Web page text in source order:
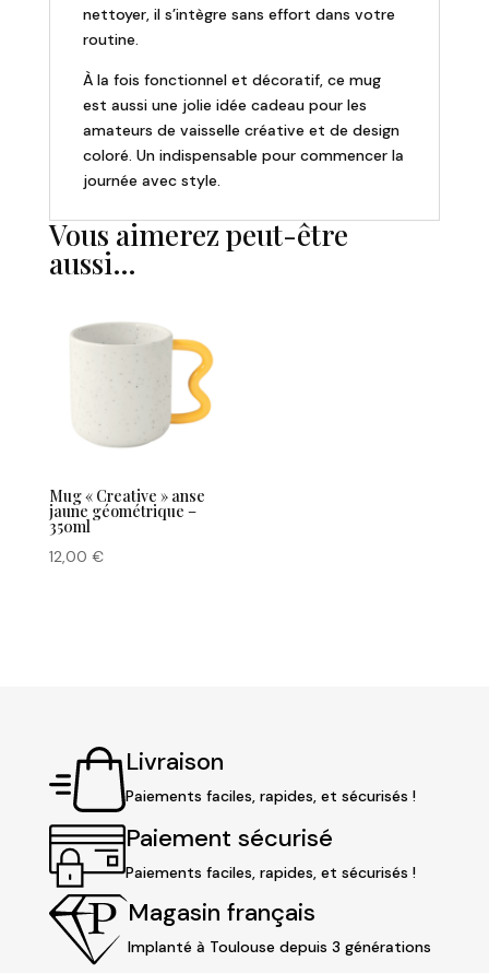
nettoyer, il s’intègre sans effort dans votre
routine.
À la fois fonctionnel et décoratif, ce mug
est aussi une jolie idée cadeau pour les
amateurs de vaisselle créative et de design
coloré. Un indispensable pour commencer la
journée avec style.
Vous aimerez peut-être
aussi…
Mug « Creative » anse
jaune géométrique –
350ml
12,00 €
Livraison
Paiements faciles, rapides, et sécurisés !
Paiement sécurisé
Paiements faciles, rapides, et sécurisés !
Magasin français
Implanté à Toulouse depuis 3 générations